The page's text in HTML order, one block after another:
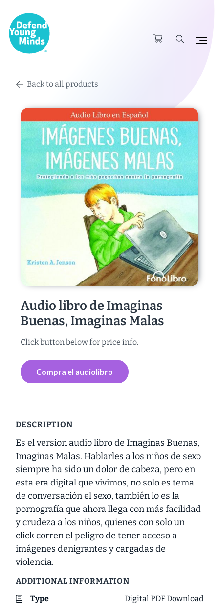
Back to all products
Audio libro de Imaginas
Buenas, Imaginas Malas
Click button below for price info.
Compra el audiolibro
DESCRIPTION
Es el version audio libro de Imaginas Buenas,
Imaginas Malas. Hablarles a los niños de sexo
siempre ha sido un dolor de cabeza, pero en
esta era digital que vivimos, no solo es tema
de conversación el sexo, también lo es la
pornografía que ahora llega con más facilidad
y crudeza a los niños, quienes con solo un
click corren el peligro de tener acceso a
imágenes denigrantes y cargadas de
violencia.
ADDITIONAL INFORMATION
Type
Digital PDF Download